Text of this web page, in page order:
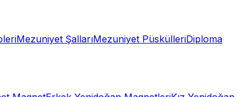
Mezuniyet ŞallarıMezuniyet PüskülleriDiploma